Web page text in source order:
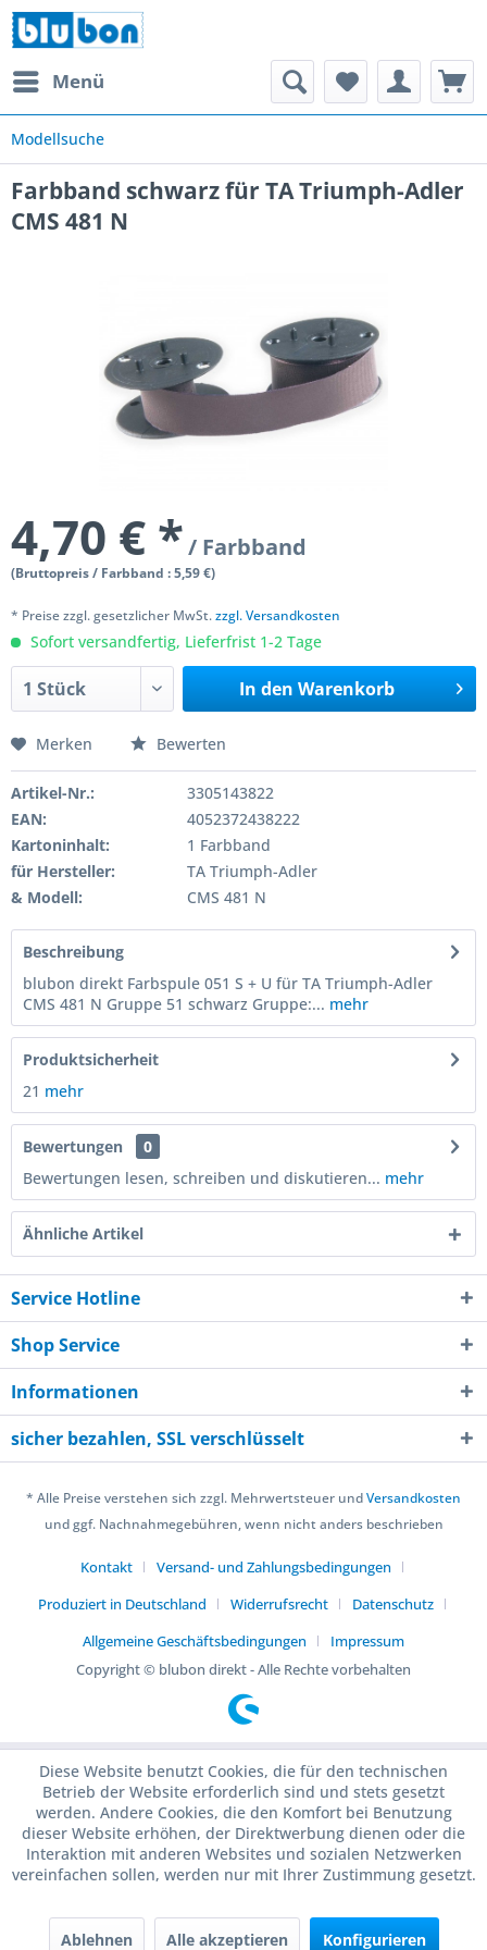
Menü
Modellsuche
Farbband schwarz für TA Triumph-Adler
CMS 481 N
4,70 € */ Farbband
(Bruttopreis / Farbband : 5,59 €)
* Preise zzgl. gesetzlicher MwSt.zzgl. Versandkosten
Sofort versandfertig, Lieferfrist 1-2 Tage
In den Warenkorb
Merken Bewerten
Artikel-Nr.:
3305143822
EAN:
4052372438222
Kartoninhalt:
1 Farbband
für Hersteller:
TA Triumph-Adler
& Modell:
CMS 481 N
Beschreibung
blubon direkt Farbspule 051 S + U für TA Triumph-Adler
CMS 481 N Gruppe 51 schwarz Gruppe:... mehr
Produktsicherheit
21 mehr
Bewertungen
0
Bewertungen lesen, schreiben und diskutieren... mehr
Ähnliche Artikel
Service Hotline
Shop Service
Informationen
sicher bezahlen, SSL verschlüsselt
* Alle Preise verstehen sich zzgl. Mehrwertsteuer undVersandkosten
und ggf. Nachnahmegebühren, wenn nicht anders beschrieben
Kontakt
Versand- und Zahlungsbedingungen
Produziert in Deutschland
Widerrufsrecht
Datenschutz
Allgemeine Geschäftsbedingungen
Impressum
Copyright © blubon direkt - Alle Rechte vorbehalten
Diese Website benutzt Cookies, die für den technischen
Betrieb der Website erforderlich sind und stets gesetzt
werden. Andere Cookies, die den Komfort bei Benutzung
dieser Website erhöhen, der Direktwerbung dienen oder die
Interaktion mit anderen Websites und sozialen Netzwerken
vereinfachen sollen, werden nur mit Ihrer Zustimmung gesetzt.
Ablehnen Alle akzeptieren Konfigurieren